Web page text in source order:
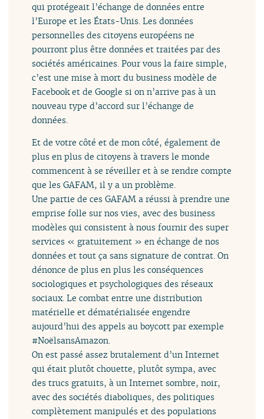
qui protégeait l’échange de données entre
l’Europe et les États-Unis. Les données
personnelles des citoyens européens ne
pourront plus être données et traitées par des
sociétés américaines. Pour vous la faire simple,
c’est une mise à mort du business modèle de
Facebook et de Google si on n’arrive pas à un
nouveau type d’accord sur l’échange de
données.
Et de votre côté et de mon côté, également de
plus en plus de citoyens à travers le monde
commencent à se réveiller et à se rendre compte
que les GAFAM, il y a un problème.
Une partie de ces GAFAM a réussi à prendre une
emprise folle sur nos vies, avec des business
modèles qui consistent à nous fournir des super
services « gratuitement » en échange de nos
données et tout ça sans signature de contrat. On
dénonce de plus en plus les conséquences
sociologiques et psychologiques des réseaux
sociaux. Le combat entre une distribution
matérielle et dématérialisée engendre
aujourd’hui des appels au boycott par exemple
#NoëlsansAmazon.
On est passé assez brutalement d’un Internet
qui était plutôt chouette, plutôt sympa, avec
des trucs gratuits, à un Internet sombre, noir,
avec des sociétés diaboliques, des politiques
complètement manipulés et des populations